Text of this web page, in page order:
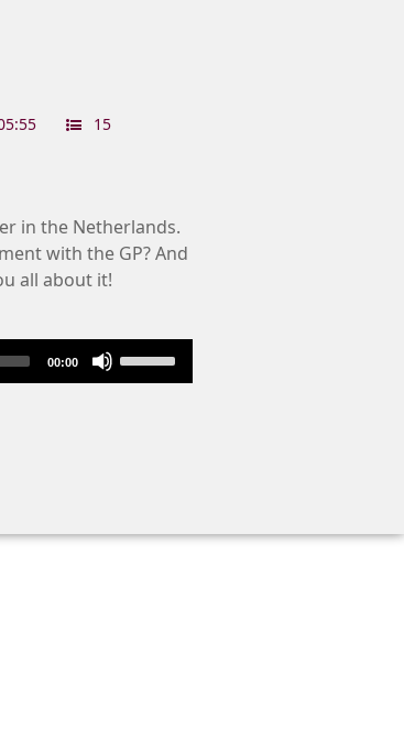
15
in the Netherlands.
with the GP? And
all about it!
00:00
decrease